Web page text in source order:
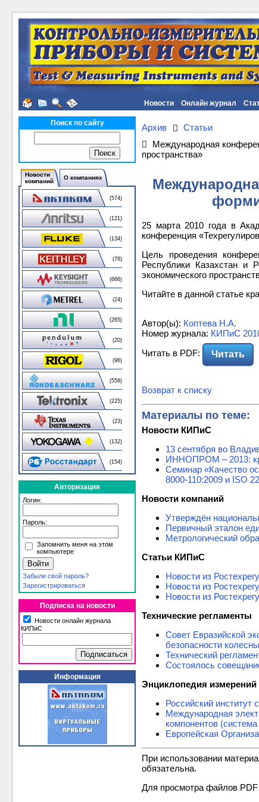
Новости Онлайн журнал
Поиск по сайту
Новости
компаний
О компаниях
(574)
(121)
(134)
(78)
(666)
(24)
(265)
(20)
(96)
(558)
(225)
(23)
(132)
(154)
Авторизация
Логин:
Пароль:
Запомнить меня на этом
компьютере
Забыли свой пароль?
Зарегистрироваться
Подписка на новости
Новости онлайн журнала
КИПиС
Информация
Архив
Статьи
Международная
пространства»
25 марта 2010 года в
конференция
Цель проведения
Республики Казахстан и
экономического
Читайте в данной статье
Автор(ы): Коптева Н.А.
Номер журнала: КИПиС
Читать в PDF:
Читать
Возврат к списку
Материалы по теме:
Новости КИПиС
13 сентября во
ИННОПРОМ – 2013:
Семинар «Качество
8000-110:2009 и ISO
Новости компаний
Утверждён
Первичный эталон
Метрологический
Статьи КИПиС
Новости из
Новости из
Новости из
Технические регламенты
Совет Евразийской
безопасности
Технический
Состоялось
Энциклопедия измерений
Российский
Международная
компонентов
Европейская
При использовании
обязательна.
Для просмотра файлов